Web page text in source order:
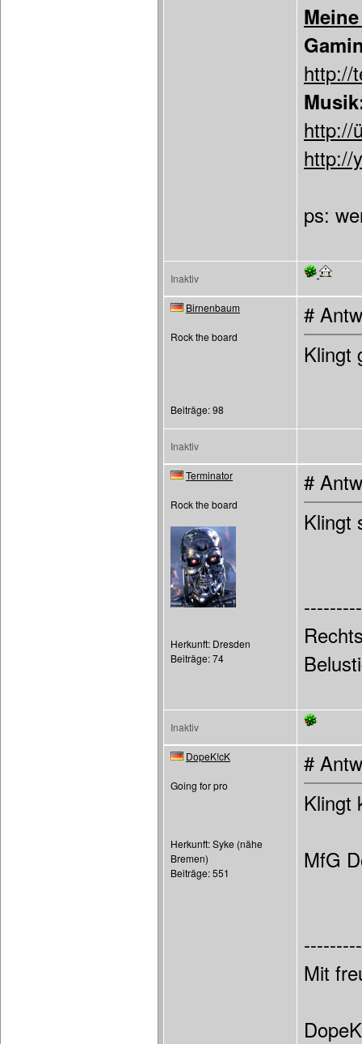
http://
http://
http://
ps:
Inaktiv
Birnenbaum
Rock the board
Beiträge: 98
#
Klingt
Inaktiv
Terminator
Rock the board
Herkunft: Dresden
Beiträge: 74
#
Klingt
Inaktiv
DopeK!cK
Going for pro
Herkunft: Syke (nähe
Bremen)
Beiträge: 551
#
Klingt
MfG
Mit